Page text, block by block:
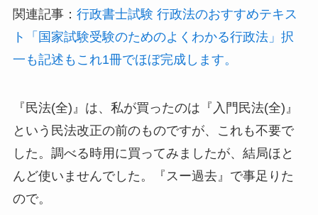
関連記事： 行政書士試験 行政法のおすすめテキス
ト「国家試験受験のためのよくわかる行政法」択
一も記述もこれ1冊でほぼ完成します。
『民法(全)』は、私が買ったのは『入門民法(全)』
という民法改正の前のものですが、これも不要で
した。調べる時用に買ってみましたが、結局ほと
んど使いませんでした。『スー過去』で事足りた
ので。